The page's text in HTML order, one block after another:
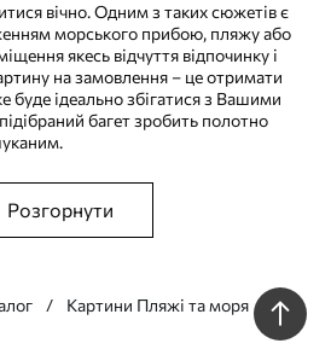
вічно. Одним з таких сюжетів є
морського прибою, пляжу або
якесь відчуття відпочинку і
на замовлення – це отримати
буде ідеально збігатися з Вашими
багет зробить полотно
Розгорнути
Картини Пляжі та моря